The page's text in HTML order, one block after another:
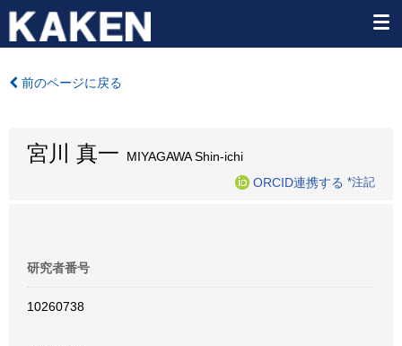
前のページに戻る
宮川 真一 MIYAGAWA Shin-ichi
ORCID連携する *注記
研究者番号
10260738